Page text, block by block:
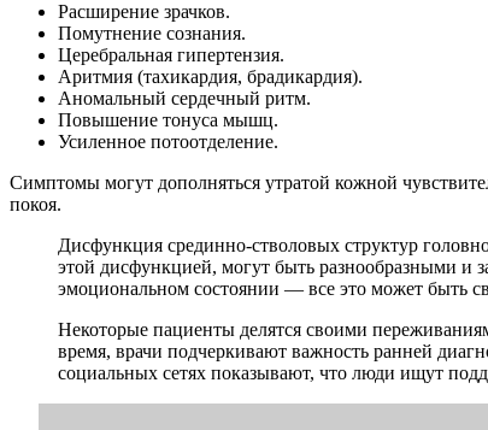
Расширение зрачков.
Помутнение сознания.
Церебральная гипертензия.
Аритмия (тахикардия, брадикардия).
Аномальный сердечный ритм.
Повышение тонуса мышц.
Усиленное потоотделение.
Симптомы могут дополняться утратой кожной
покоя.
Дисфункция срединно-стволовых структур
этой дисфункцией, могут быть разнообразными и
эмоциональном состоянии — все это может быть
Некоторые пациенты делятся своими
время, врачи подчеркивают важность ранней
социальных сетях показывают, что люди ищут